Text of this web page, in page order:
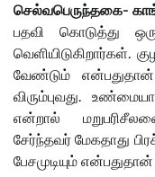
செல்வபெருந்தகை-
பதவி கொடுத்து
வெளியிடுகிறார்கள்.
வேண்டும்
விரும்புவது.
என்றால்
சேர்ந்தவர் மேகதாது
பேசமுடியும்